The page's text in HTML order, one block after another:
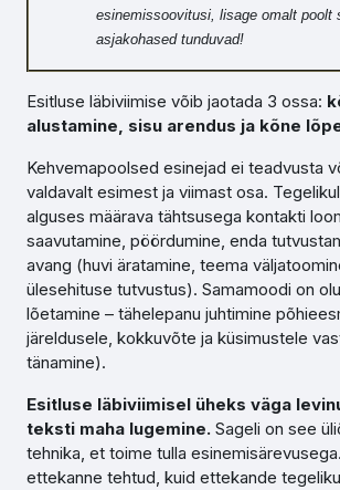
esinemissoovitusi, lisage omalt poolt
asjakohased tunduvad!
Esitluse läbiviimise võib jaotada 3 ossa:
alustamine, sisu arendus ja kõne
Kehvemapoolsed esinejad ei teadvusta
valdavalt esimest ja viimast osa.
alguses määrava tähtsusega kontakti
saavutamine, pöördumine, enda
avang (huvi äratamine, teema
ülesehituse tutvustus). Samamoodi on
lõetamine – tähelepanu juhtimine
järeldusele, kokkuvõte ja küsimustele
tänamine).
Esitluse läbiviimisel üheks väga
teksti maha lugemine. Sageli on see
tehnika, et toime tulla
ettekanne tehtud, kuid ettekande